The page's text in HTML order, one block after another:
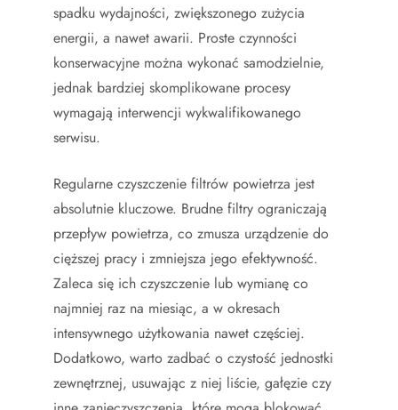
spadku wydajności, zwiększonego zużycia
energii, a nawet awarii. Proste czynności
konserwacyjne można wykonać samodzielnie,
jednak bardziej skomplikowane procesy
wymagają interwencji wykwalifikowanego
serwisu.
Regularne czyszczenie filtrów powietrza jest
absolutnie kluczowe. Brudne filtry ograniczają
przepływ powietrza, co zmusza urządzenie do
cięższej pracy i zmniejsza jego efektywność.
Zaleca się ich czyszczenie lub wymianę co
najmniej raz na miesiąc, a w okresach
intensywnego użytkowania nawet częściej.
Dodatkowo, warto zadbać o czystość jednostki
zewnętrznej, usuwając z niej liście, gałęzie czy